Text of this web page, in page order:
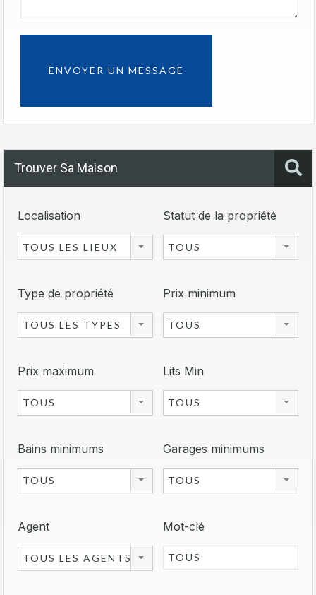
Trouver Sa Maison
Localisation
TOUS LES LIEUX
Statut de la propriété
TOUS
Type de propriété
TOUS LES TYPES
Prix minimum
TOUS
Prix maximum
TOUS
Lits Min
TOUS
Bains minimums
TOUS
Garages minimums
TOUS
Agent
TOUS LES AGENTS
Mot-clé